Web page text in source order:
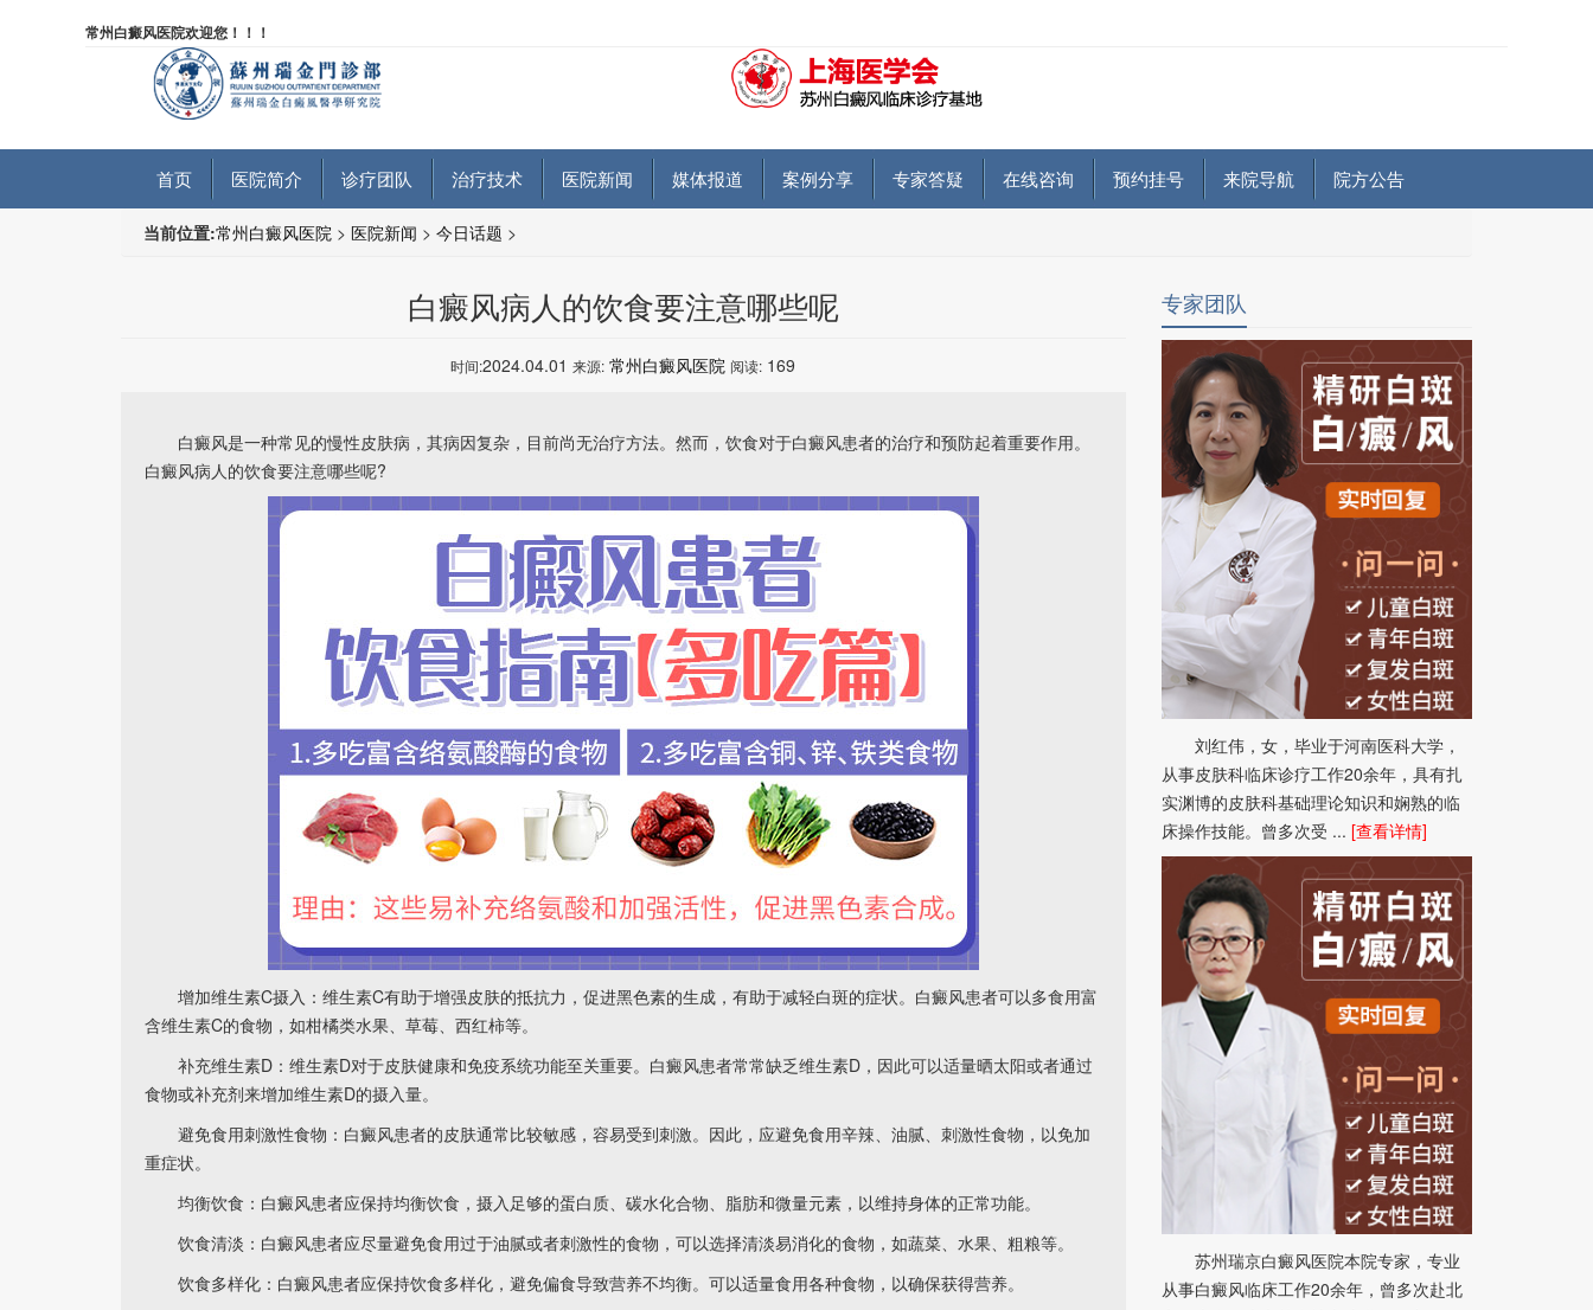
常州白癜风医院欢迎您！！！
首页 医院简介 诊疗团队 治疗技术 医院新闻 媒体报道 案例分享 专家答疑 在线咨询 预约挂号 来院导航 院方公告
当前位置:常州白癜风医院 > 医院新闻 > 今日话题 >
白癜风病人的饮食要注意哪些呢
时间:2024.04.01来源: 常州白癜风医院 阅读: 169
白癜风是一种常见的慢性皮肤病，其病因复杂，目前尚无治疗方法。然而，饮食对于白癜风患者的治疗和预防起着重要作用。
白癜风病人的饮食要注意哪些呢?
增加维生素C摄入：维生素C有助于增强皮肤的抵抗力，促进黑色素的生成，有助于减轻白斑的症状。白癜风患者可以多食用富
含维生素C的食物，如柑橘类水果、草莓、西红柿等。
补充维生素D：维生素D对于皮肤健康和免疫系统功能至关重要。白癜风患者常常缺乏维生素D，因此可以适量晒太阳或者通过
食物或补充剂来增加维生素D的摄入量。
避免食用刺激性食物：白癜风患者的皮肤通常比较敏感，容易受到刺激。因此，应避免食用辛辣、油腻、刺激性食物，以免加
重症状。
均衡饮食：白癜风患者应保持均衡饮食，摄入足够的蛋白质、碳水化合物、脂肪和微量元素，以维持身体的正常功能。
饮食清淡：白癜风患者应尽量避免食用过于油腻或者刺激性的食物，可以选择清淡易消化的食物，如蔬菜、水果、粗粮等。
饮食多样化：白癜风患者应保持饮食多样化，避免偏食导致营养不均衡。可以适量食用各种食物，以确保获得营养。
专家团队
刘红伟，女，毕业于河南医科大学，
从事皮肤科临床诊疗工作20余年，具有扎
实渊博的皮肤科基础理论知识和娴熟的临
床操作技能。曾多次受 ... [查看详情]
苏州瑞京白癜风医院本院专家，专业
从事白癜风临床工作20余年，曾多次赴北